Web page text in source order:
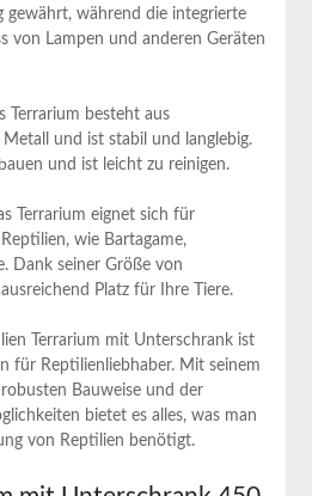
gewährt, während​ die integrierte
von Lampen und ⁢anderen Geräten
Terrarium besteht aus
und ⁣ist stabil und langlebig.
und ist leicht zu reinigen.
Terrarium eignet sich für
wie Bartagame,
Dank seiner Größe von
⁢Platz für Ihre Tiere.
Terrarium mit Unterschrank ist
⁤für Reptilienliebhaber.‍ Mit seinem
Bauweise und der
bietet es alles, was man
von Reptilien benötigt.